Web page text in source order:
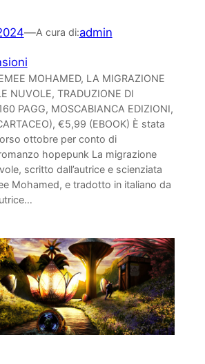
—A cura di:admin
MOHAMED, LA MIGRAZIONE
NUVOLE, TRADUZIONE DI
PAGG, MOSCABIANCA EDIZIONI,
€5,99 (EBOOK) È stata
ottobre per conto di
hopepunk La migrazione
scritto dall’autrice e scienziata
Mohamed, e tradotto in italiano da